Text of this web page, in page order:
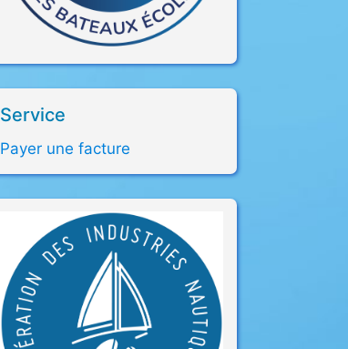
Service
Payer une facture